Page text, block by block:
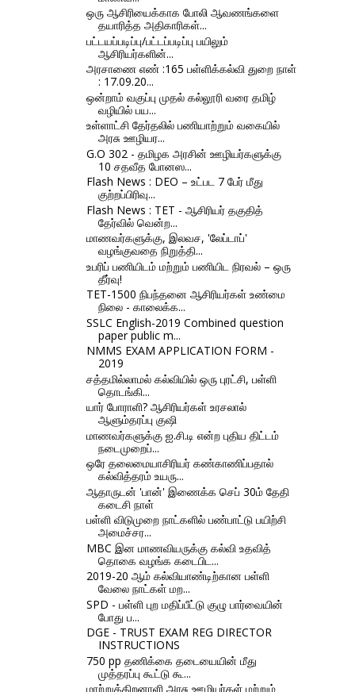
ஒரு ஆசிரியைக்காக போலி ஆவணங்களை
தயாரித்த அதிகாரிகள்...
பட்டயப்படிப்பு/பட்டப்படிப்பு பயிலும்
ஆசிரியர்களின்...
அரசாணை எண் :165 பள்ளிக்கல்வி துறை நாள்
: 17.09.20...
ஒன்றாம் வகுப்பு முதல் கல்லூரி வரை தமிழ்
வழியில் பய...
உள்ளாட்சி தேர்தலில் பணியாற்றும் வகையில்
அரசு ஊழியர...
G.O 302 - தமிழக அரசின் ஊழியர்களுக்கு
10 சதவீத போனஸ...
Flash News : DEO – உட்பட 7 பேர் மீது
குற்றப்பிரிவு...
Flash News : TET - ஆசிரியர் தகுதித்
தேர்வில் வென்ற...
மாணவர்களுக்கு, இலவச, 'லேப்டாப்'
வழங்குவதை நிறுத்தி...
உபரிப் பணியிடம் மற்றும் பணியிட நிரவல் – ஒரு
தீர்வு!
TET-1500 நிபந்தனை ஆசிரியர்கள் உண்மை
நிலை - காலைக்க...
SSLC English-2019 Combined question
paper public m...
NMMS EXAM APPLICATION FORM -
2019
சத்தமில்லாமல் கல்வியில் ஒரு புரட்சி, பள்ளி
தொடங்கி...
யார் போராளி? ஆசிரியர்கள் உரசலால்
ஆளும்தரப்பு குஷி
மாணவர்களுக்கு ஐ.சி.டி என்ற புதிய திட்டம்
நடைமுறைப்...
ஒரே தலைமையாசிரியர் கண்காணிப்பதால்
கல்வித்தரம் உயரு...
ஆதாருடன் 'பான்' இணைக்க செப் 30ம் தேதி
கடைசி நாள்
பள்ளி விடுமுறை நாட்களில் பண்பாட்டு பயிற்சி
அமைச்சர...
MBC இன மாணவியருக்கு கல்வி உதவித்
தொகை வழங்க கடைபிட...
2019-20 ஆம் கல்வியாண்டிற்கான பள்ளி
வேலை நாட்கள் மற...
SPD - பள்ளி புற மதிப்பீட்டு குழு பார்வையின்
போது ப...
DGE - TRUST EXAM REG DIRECTOR
INSTRUCTIONS
750 pp தணிக்கை தடையையின் மீது
முத்தரப்பு கூட்டு கூ...
மாற்றுத்திறனாளி அரசு ஊழியர்கள் மற்றும்